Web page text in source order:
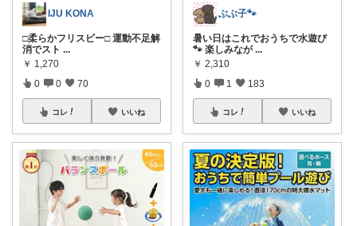
IJU KONA
□柔らかフリスビー□ 運動不足解
消でスト ...
￥ 1,270
0 0 70
コレ いいね
ぶぶ子🐾
暑い日はこれでおうちで水遊び
🐾 楽しみなが ...
￥ 2,310
0 1 183
コレ いいね